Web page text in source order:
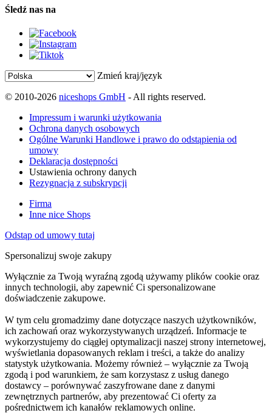
Śledź nas na
Zmień kraj/język
© 2010-2026 niceshops GmbH - All rights reserved.
Impressum i warunki użytkowania
Ochrona danych osobowych
Ogólne Warunki Handlowe i prawo do odstąpienia od
umowy
Deklaracja dostępności
Ustawienia ochrony danych
Rezygnacja z subskrypcji
Firma
Inne nice Shops
Odstąp od umowy tutaj
Spersonalizuj swoje zakupy
Wyłącznie za Twoją wyraźną zgodą używamy plików cookie oraz
innych technologii, aby zapewnić Ci spersonalizowane
doświadczenie zakupowe.
W tym celu gromadzimy dane dotyczące naszych użytkowników,
ich zachowań oraz wykorzystywanych urządzeń. Informacje te
wykorzystujemy do ciągłej optymalizacji naszej strony internetowej,
wyświetlania dopasowanych reklam i treści, a także do analizy
statystyk użytkowania. Możemy również – wyłącznie za Twoją
zgodą i pod warunkiem, że sam korzystasz z usług danego
dostawcy – porównywać zaszyfrowane dane z danymi
zewnętrznych partnerów, aby prezentować Ci oferty za
pośrednictwem ich kanałów reklamowych online.